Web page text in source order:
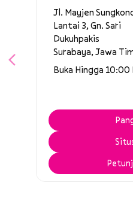
Jl. Mayjen
Lantai 3, Gn. Sari
Dukuhpakis
Surabaya, Jawa
Buka Hingga 10:00